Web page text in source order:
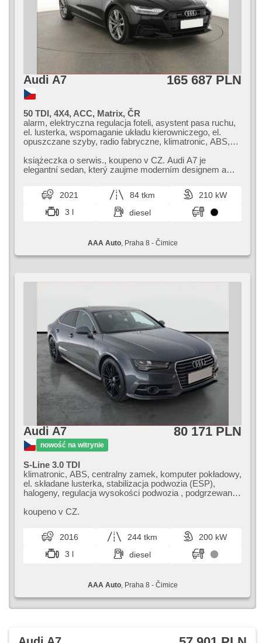
Audi A7 165 687 PLN
50 TDI, 4X4, ACC, Matrix, ČR
alarm, elektryczna regulacja foteli, asystent pasa ruchu,
el. lusterka, wspomaganie układu kierowniczego, el.
opuszczane szyby, radio fabryczne, klimatronic, ABS,
komputer pokładowy, el. składane lusterka, stabilizacja
podwozia (ESP), halogeny, podgrzewane fotele,
fotele sportowe, czujnik ciśnienia opon, automat, napęd
książeczka o serwis.,​ koupeno v CZ. Audi A7 je
elegantní sedan,​ který zaujme moderním designem a
2021 84 tkm
210 kW
3 l
diesel
AAA Auto, Praha 8 - Čimice
Audi A7
nowość na witrynie
80 171 PLN
S-Line 3.0 TDI
klimatronic, ABS, centralny zamek, komputer pokładowy,
el. składane lusterka, stabilizacja podwozia (ESP),
halogeny, regulacja wysokości podwozia , podgrzewane
start, czujnik ciśnienia opon, USB, regulacja natężenia
asystent pasa ruchu, dach panoramiczny, wspomaganie
układu kierowniczego, el. opuszczane szyby,
szyberdach, radio fabryczne, automat, napęd 4x4
koupeno v CZ.
2016 244 tkm
200 kW
3 l
diesel
AAA Auto, Praha 8 - Čimice